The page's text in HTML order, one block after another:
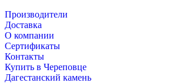
Производители
Доставка
О компании
Сертификаты
Контакты
Купить в Череповце
Дагестанский камень